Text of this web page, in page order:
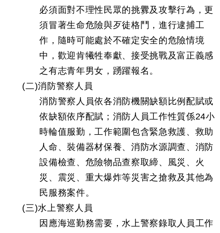
必須面對不理性民眾的挑釁及攻擊行為，更
須冒著生命危險與歹徒格鬥，進行逮捕工
作，隨時可能處於不確定安全的危險情境
中，歡迎肯犧牲奉獻、接受挑戰及富正義感
之有志青年男女，踴躍報名。
(二)消防警察人員
消防警察人員依各消防機關缺額比例配賦或
依缺額依序配賦；消防人員工作性質係24小
時輪值服勤，工作範圍包含緊急救護、救助
人命、裝備器材保養、消防水源調查、消防
設備檢查、危險物品查察取締、風災、火
災、震災、重大爆炸等災害之搶救及其他為
民服務案件。
(三)水上警察人員
因應海巡勤務需要，水上警察錄取人員工作